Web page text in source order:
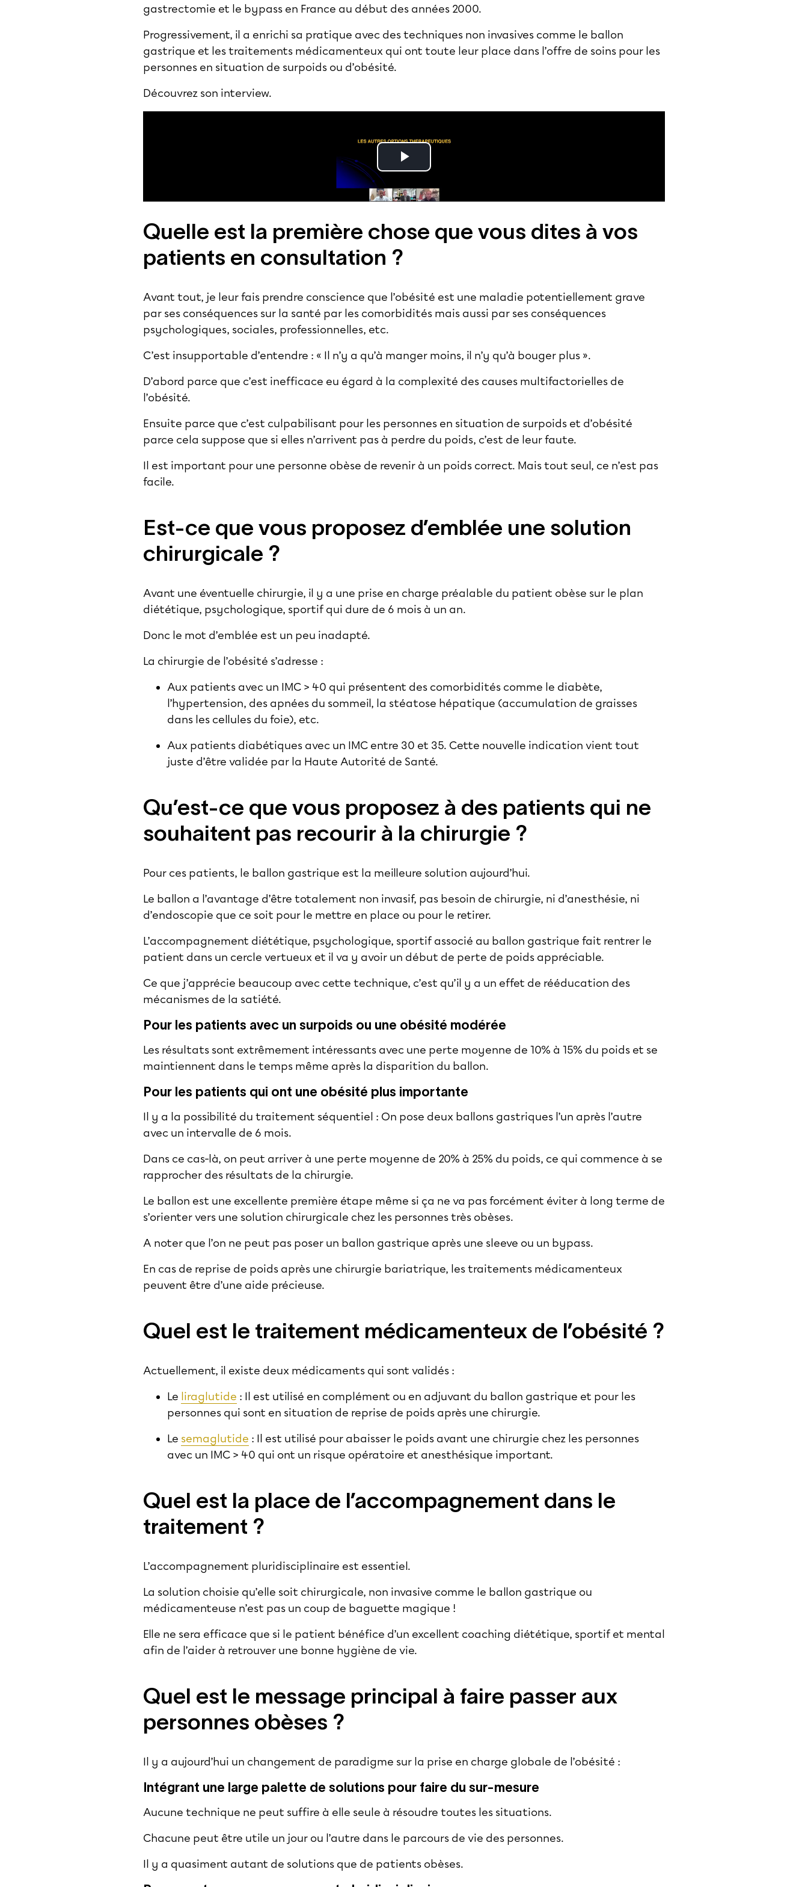
gastrectomie et le bypass en France au début des années 2000.
Progressivement, il a enrichi sa pratique avec des techniques non invasives comme le ballon
gastrique et les traitements médicamenteux qui ont toute leur place dans l’offre de soins pour les
personnes en situation de surpoids ou d’obésité.
Découvrez son interview.
Quelle est la première chose que vous dites à vos
patients en consultation ?
Avant tout, je leur fais prendre conscience que l’obésité est une maladie potentiellement grave
par ses conséquences sur la santé par les comorbidités mais aussi par ses conséquences
psychologiques, sociales, professionnelles, etc.
C’est insupportable d’entendre : « Il n’y a qu’à manger moins, il n’y qu’à bouger plus ».
D’abord parce que c’est inefficace eu égard à la complexité des causes multifactorielles de
l’obésité.
Ensuite parce que c’est culpabilisant pour les personnes en situation de surpoids et d’obésité
parce cela suppose que si elles n’arrivent pas à perdre du poids, c’est de leur faute.
Il est important pour une personne obèse de revenir à un poids correct. Mais tout seul, ce n’est pas
facile.
Est-ce que vous proposez d’emblée une solution
chirurgicale ?
Avant une éventuelle chirurgie, il y a une prise en charge préalable du patient obèse sur le plan
diététique, psychologique, sportif qui dure de 6 mois à un an.
Donc le mot d’emblée est un peu inadapté.
La chirurgie de l’obésité s’adresse :
Aux patients avec un IMC > 40 qui présentent des comorbidités comme le diabète,
l’hypertension, des apnées du sommeil, la stéatose hépatique (accumulation de graisses
dans les cellules du foie), etc.
Aux patients diabétiques avec un IMC entre 30 et 35. Cette nouvelle indication vient tout
juste d’être validée par la Haute Autorité de Santé.
Qu’est-ce que vous proposez à des patients qui ne
souhaitent pas recourir à la chirurgie ?
Pour ces patients, le ballon gastrique est la meilleure solution aujourd’hui.
Le ballon a l’avantage d’être totalement non invasif, pas besoin de chirurgie, ni d’anesthésie, ni
d’endoscopie que ce soit pour le mettre en place ou pour le retirer.
L’accompagnement diététique, psychologique, sportif associé au ballon gastrique fait rentrer le
patient dans un cercle vertueux et il va y avoir un début de perte de poids appréciable.
Ce que j’apprécie beaucoup avec cette technique, c’est qu’il y a un effet de rééducation des
mécanismes de la satiété.
Pour les patients avec un surpoids ou une obésité modérée
Les résultats sont extrêmement intéressants avec une perte moyenne de 10% à 15% du poids et se
maintiennent dans le temps même après la disparition du ballon.
Pour les patients qui ont une obésité plus importante
Il y a la possibilité du traitement séquentiel : On pose deux ballons gastriques l’un après l’autre
avec un intervalle de 6 mois.
Dans ce cas-là, on peut arriver à une perte moyenne de 20% à 25% du poids, ce qui commence à se
rapprocher des résultats de la chirurgie.
Le ballon est une excellente première étape même si ça ne va pas forcément éviter à long terme de
s’orienter vers une solution chirurgicale chez les personnes très obèses.
A noter que l’on ne peut pas poser un ballon gastrique après une sleeve ou un bypass.
En cas de reprise de poids après une chirurgie bariatrique, les traitements médicamenteux
peuvent être d’une aide précieuse.
Quel est le traitement médicamenteux de l’obésité ?
Actuellement, il existe deux médicaments qui sont validés :
Le liraglutide : Il est utilisé en complément ou en adjuvant du ballon gastrique et pour les
personnes qui sont en situation de reprise de poids après une chirurgie.
Le semaglutide : Il est utilisé pour abaisser le poids avant une chirurgie chez les personnes
avec un IMC > 40 qui ont un risque opératoire et anesthésique important.
Quel est la place de l’accompagnement dans le
traitement ?
L’accompagnement pluridisciplinaire est essentiel.
La solution choisie qu’elle soit chirurgicale, non invasive comme le ballon gastrique ou
médicamenteuse n’est pas un coup de baguette magique !
Elle ne sera efficace que si le patient bénéfice d’un excellent coaching diététique, sportif et mental
afin de l’aider à retrouver une bonne hygiène de vie.
Quel est le message principal à faire passer aux
personnes obèses ?
Il y a aujourd’hui un changement de paradigme sur la prise en charge globale de l’obésité :
Intégrant une large palette de solutions pour faire du sur-mesure
Aucune technique ne peut suffire à elle seule à résoudre toutes les situations.
Chacune peut être utile un jour ou l’autre dans le parcours de vie des personnes.
Il y a quasiment autant de solutions que de patients obèses.